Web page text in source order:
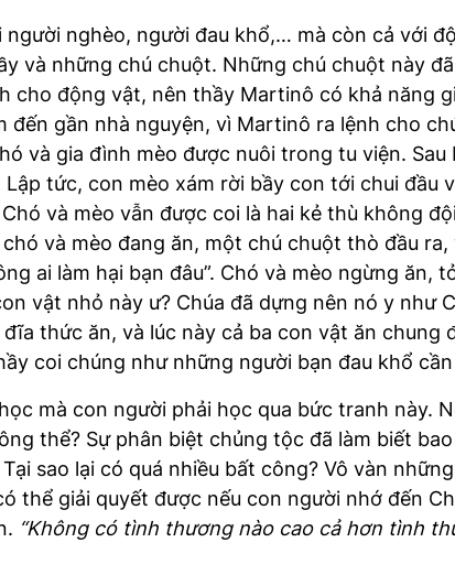
nghèo, người đau khổ,… mà còn cả với
và những chú chuột. Những chú chuột này
động vật, nên thầy Martinô có khả năng
gần nhà nguyện, vì Martinô ra lệnh cho
và gia đình mèo được nuôi trong tu viện.
tức, con mèo xám rời bầy con tới chui đầu
và mèo vẫn được coi là hai kẻ thù không
và mèo đang ăn, một chú chuột thò đầu
ai làm hại bạn đâu”. Chó và mèo ngừng ăn,
vật nhỏ này ư? Chúa đã dựng nên nó y như
thức ăn, và lúc này cả ba con vật ăn chung
coi chúng như những người bạn đau khổ
mà con người phải học qua bức tranh này.
thể? Sự phân biệt chủng tộc đã làm biết
sao lại có quá nhiều bất công? Vô vàn
thể giải quyết được nếu con người nhớ đến
“Không có tình thương nào cao cả hơn tình